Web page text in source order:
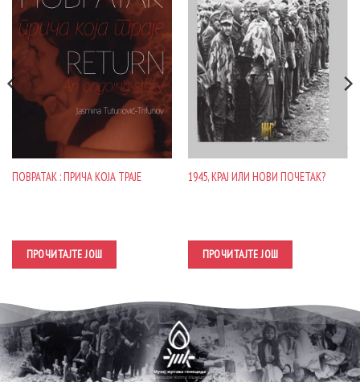
ПОВРАТАК : ПРИЧА КОЈА ТРАЈЕ
ПРОЧИТАЈТЕ ЈОШ
1945, КРАЈ ИЛИ НОВИ ПОЧЕТАК?
ПРОЧИТАЈТЕ ЈОШ